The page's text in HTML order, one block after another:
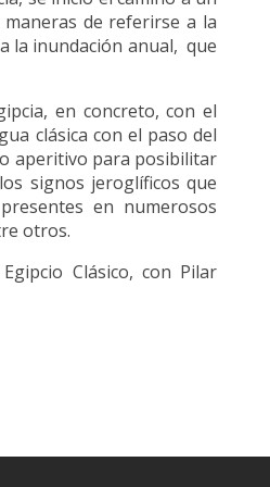
de referirse a la
la inundación anual, que
en concreto, con el
clásica con el paso del
aperitivo para posibilitar
signos jeroglíficos que
en numerosos
otros.
Clásico, con Pilar